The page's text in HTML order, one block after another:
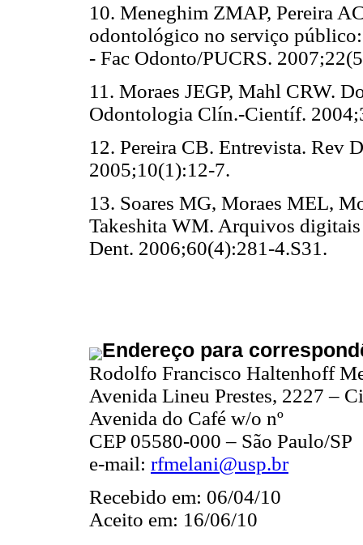
10. Meneghim ZMAP, Pereira
odontológico no serviço
- Fac Odonto/PUCRS.
11. Moraes JEGP, Mahl CRW.
Odontologia Clín.-Científ.
12. Pereira CB. Entrevista. Rev
2005;10(1):12-7.
13. Soares MG, Moraes MEL,
Takeshita WM. Arquivos
Dent. 2006;60(4):281-4.S31.
Endereço para
Rodolfo Francisco Haltenhoff
Avenida Lineu Prestes, 2227 –
Avenida do Café w/o nº
CEP 05580-000 – São Paulo/SP
e-mail: rfmelani@usp.br
Recebido em: 06/04/10
Aceito em: 16/06/10